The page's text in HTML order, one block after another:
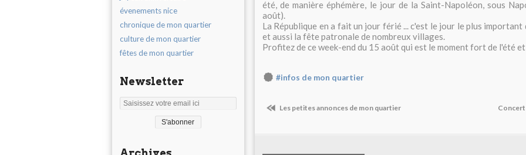
évenements nice
chronique de mon quartier
culture de mon quartier
fêtes de mon quartier
Newsletter
été, de manière éphémère, le jour de la Saint-Napoléon, sous
août).
La République en a fait un jour férié ... c'est le jour le plus important
et aussi la fête patronale de nombreux villages.
Profitez de ce week-end du 15 août qui est le moment fort de l'été et
#infos de mon quartier
Les petites annonces de mon quartier Concert